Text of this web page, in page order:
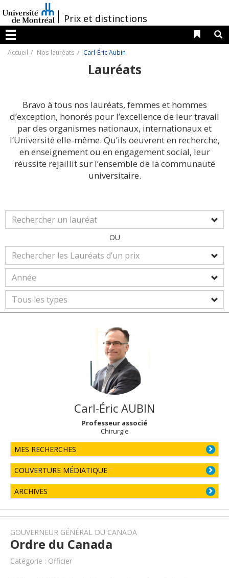
au
contenu
/Prix et distinctions
Menu
Liens
Accueil Nos lauréats Carl-Éric Aubin
Lauréats
Bravo à tous nos lauréats, femmes et hommes
d’exception, honorés pour l’excellence de leur travail
par des organismes nationaux, internationaux et
l’Université elle-même. Qu’ils oeuvrent en recherche,
en enseignement ou en engagement social, leur
réussite rejaillit sur l’ensemble de la communauté
universitaire.
OU
Carl-Éric AUBIN
Professeur associé
Chirurgie
MES RECHERCHES
COUVERTURE MÉDIATIQUE
ARCHIVES
GOUVERNEUR GÉNÉRAL DU CANADA
Ordre du Canada
Catégorie : Officier